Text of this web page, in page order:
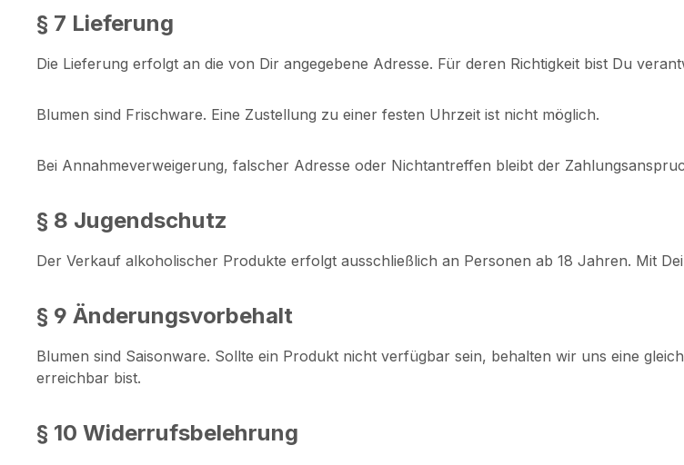
§ 7 Lieferung
Die Lieferung erfolgt an die von Dir angegebene Adresse. Für deren Richtigkeit bist Du
Blumen sind Frischware. Eine Zustellung zu einer festen Uhrzeit ist nicht möglich.
Bei Annahmeverweigerung, falscher Adresse oder Nichtantreffen bleibt der
§ 8 Jugendschutz
Der Verkauf alkoholischer Produkte erfolgt ausschließlich an Personen ab 18 Jahren. Mit
§ 9 Änderungsvorbehalt
Blumen sind Saisonware. Sollte ein Produkt nicht verfügbar sein, behalten wir uns eine
erreichbar bist.
§ 10 Widerrufsbelehrung